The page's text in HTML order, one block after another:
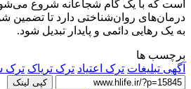
است که با یک گام شجاعانه شروع می‌شود
درمان‌های روان‌شناختی دارد تا تضمین
به یک رهایی دائمی و پایدار تبدیل شود.
برچسب ها
آگهی تبلیغات ترک اعتیاد ترک تریاک ترک
کپی لینک